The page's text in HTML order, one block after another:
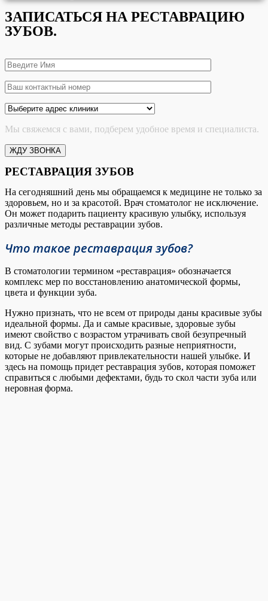
ЗАПИСАТЬСЯ НА РЕСТАВРАЦИЮ
ЗУБОВ.
Мы свяжемся с вами, подберем удобное время и специалиста.
РЕСТАВРАЦИЯ ЗУБОВ
На сегодняшний день мы обращаемся к медицине не только за
здоровьем, но и за красотой. Врач стоматолог не исключение.
Он может подарить пациенту красивую улыбку, используя
различные методы реставрации зубов.
Что такое реставрация зубов?
В стоматологии термином «реставрация» обозначается
комплекс мер по восстановлению анатомической формы,
цвета и функции зуба.
Нужно признать, что не всем от природы даны красивые зубы
идеальной формы. Да и самые красивые, здоровые зубы
имеют свойство с возрастом утрачивать свой безупречный
вид. С зубами могут происходить разные неприятности,
которые не добавляют привлекательности нашей улыбке. И
здесь на помощь придет реставрация зубов, которая поможет
справиться с любыми дефектами, будь то скол части зуба или
неровная форма.